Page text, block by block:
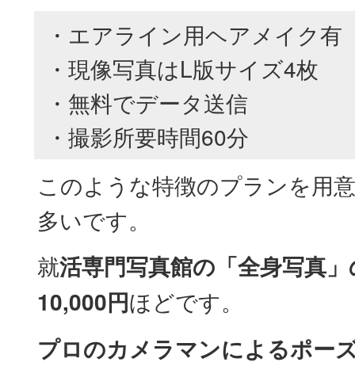
・エアライン用ヘアメイク有
・現像写真はL版サイズ4枚
・無料でデータ送信
・撮影所要時間60分
このような特徴のプランを用
多いです。
就活専門写真館の「全身写真
10,000円ほどです。
プロのカメラマンによるポー